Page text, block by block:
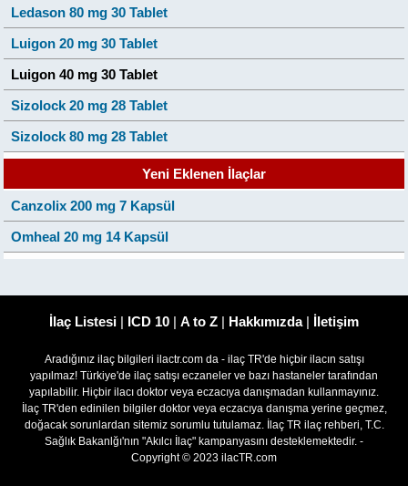
Ledason 80 mg 30 Tablet
Luigon 20 mg 30 Tablet
Luigon 40 mg 30 Tablet
Sizolock 20 mg 28 Tablet
Sizolock 80 mg 28 Tablet
Yeni Eklenen İlaçlar
Canzolix 200 mg 7 Kapsül
Omheal 20 mg 14 Kapsül
İlaç Listesi | ICD 10 | A to Z | Hakkımızda| İletişim
Aradığınız ilaç bilgileri ilactr.com da - ilaç TR'de hiçbir ilacın satışı
yapılmaz! Türkiye'de ilaç satışı eczaneler ve bazı hastaneler tarafından
yapılabilir. Hiçbir ilacı doktor veya eczacıya danışmadan kullanmayınız.
İlaç TR'den edinilen bilgiler doktor veya eczacıya danışma yerine geçmez,
doğacak sorunlardan sitemiz sorumlu tutulamaz. İlaç TR ilaç rehberi, T.C.
Sağlık Bakanlğı'nın "Akılcı İlaç" kampanyasını desteklemektedir. -
Copyright © 2023 ilacTR.com